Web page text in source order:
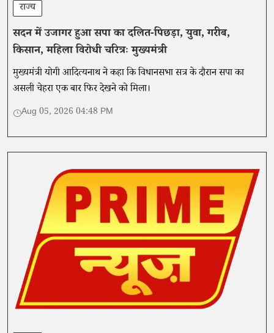
राज्य
सदन में उजागर हुआ सपा का दलित-पिछड़ा, युवा, गरीब,
किसान, महिला विरोधी चरित्रः मुख्यमंत्री
मुख्यमंत्री योगी आदित्यनाथ ने कहा कि विधानसभा सत्र के दौरान सपा का
असली चेहरा एक बार फिर देखने को मिला।
Aug 05, 2026 04:48 PM